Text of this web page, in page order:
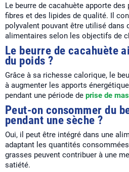
Le beurre de cacahuète apporte
fibres et des lipides de qualité. Il
polyvalent pouvant être utilisé dans
alimentaires selon les objectifs de
Le beurre de cacahuète
du poids ?
Grâce à sa richesse calorique, le
à augmenter les apports
pendant une période de prise de
Peut-on consommer du
pendant une sèche ?
Oui, il peut être intégré dans une
adaptant les quantités
grasses peuvent contribuer à une
satiété.